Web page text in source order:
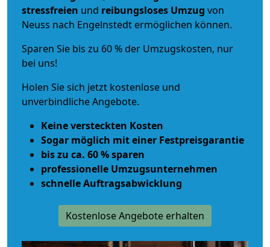
stressfreien und reibungsloses Umzug von
Neuss nach Engelnstedt ermöglichen können.
Sparen Sie bis zu 60 % der Umzugskosten, nur
bei uns!
Holen Sie sich jetzt kostenlose und
unverbindliche Angebote.
Keine versteckten Kosten
Sogar möglich mit einer Festpreisgarantie
bis zu ca. 60 % sparen
professionelle Umzugsunternehmen
schnelle Auftragsabwicklung
Kostenlose Angebote erhalten